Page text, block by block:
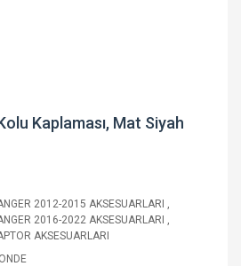
Kaplaması, Mat Siyah
2012-2015 AKSESUARLARI ,
2016-2022 AKSESUARLARI ,
AKSESUARLARI